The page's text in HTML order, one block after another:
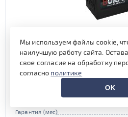
Аккумулятор BURAN
Емкость (Ач)
Пусковой ток (А)
Гарантия (мес)
Мы используем файлы cookie,
наилучшую работу сайта.
свое согласие на обработку
согласно политике
OK